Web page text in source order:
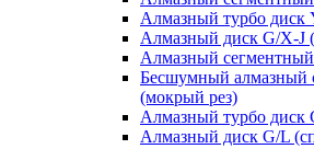
Алмазный турбо диск
Алмазный диск G/X-J
Алмазный
Бесшумный алмазный
(мокрый рез)
Алмазный турбо диск
Алмазный диск G/L